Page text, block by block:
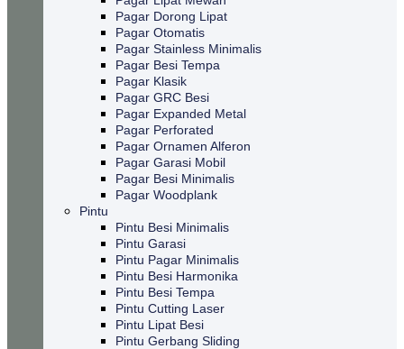
Pagar Dorong Lipat
Pagar Otomatis
Pagar Stainless Minimalis
Pagar Besi Tempa
Pagar Klasik
Pagar GRC Besi
Pagar Expanded Metal
Pagar Perforated
Pagar Ornamen Alferon
Pagar Garasi Mobil
Pagar Besi Minimalis
Pagar Woodplank
Pintu
Pintu Besi Minimalis
Pintu Garasi
Pintu Pagar Minimalis
Pintu Besi Harmonika
Pintu Besi Tempa
Pintu Cutting Laser
Pintu Lipat Besi
Pintu Gerbang Sliding